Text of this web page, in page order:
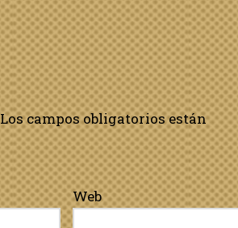
Los campos obligatorios están
Web